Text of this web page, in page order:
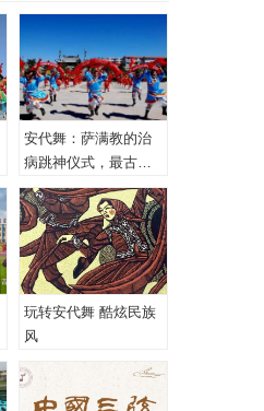
安代舞：萨满教的治
病跳神仪式，最古老
的心理治疗！
玩转安代舞 酷炫民族
风